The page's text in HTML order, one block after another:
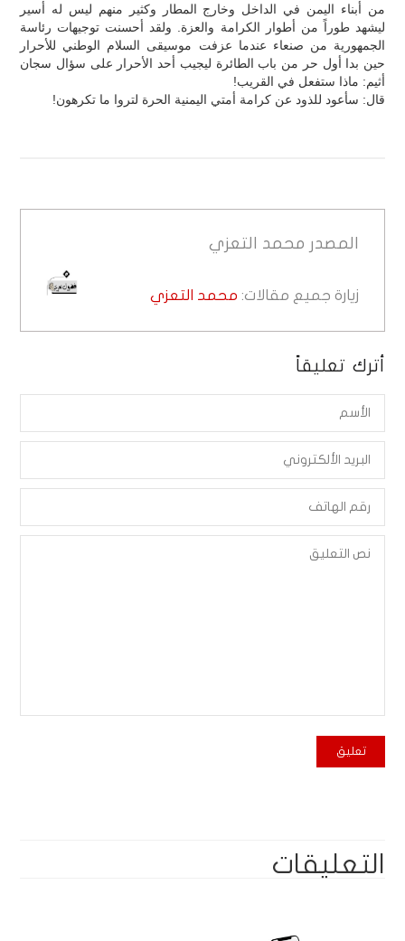
من أبناء اليمن في الداخل وخارج المطار وكثير منهم ليس له أسير
ليشهد طوراً من أطوار الكرامة والعزة. ولقد أحسنت توجيهات رئاسة
الجمهورية من صنعاء عندما عزفت موسيقى السلام الوطني للأحرار
حين بدا أول حر من باب الطائرة ليجيب أحد الأحرار على سؤال سجان
أثيم: ماذا ستفعل في القريب!
قال: سأعود للذود عن كرامة أمتي اليمنية الحرة لتروا ما تكرهون!
المصدر محمد التعزي
زيارة جميع مقالات: محمد التعزي
أترك تعليقاً
التعليقات